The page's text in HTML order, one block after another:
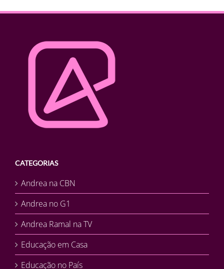
CATEGORIAS
Andrea na CBN
Andrea no G1
Andrea Ramal na TV
Educação em Casa
Educação no País